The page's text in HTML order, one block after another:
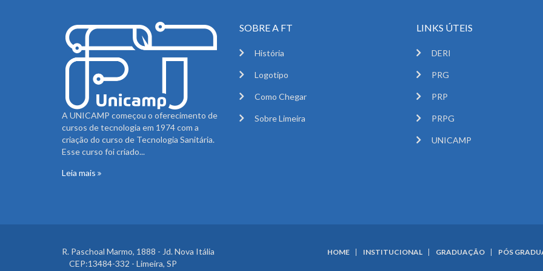
A UNICAMP começou o oferecimento de
cursos de tecnologia em 1974 com a
criação do curso de Tecnologia Sanitária.
Esse curso foi criado...
Leia mais
SOBRE A FT
História
Logotipo
Como Chegar
Sobre Limeira
LINKS ÚTEIS
DERI
PRG
PRP
PRPG
UNICAMP
R. Paschoal Marmo, 1888 - Jd. Nova Itália
CEP:13484-332 - Limeira, SP
HOME INSTITUCIONAL GRADUAÇÃO PÓS